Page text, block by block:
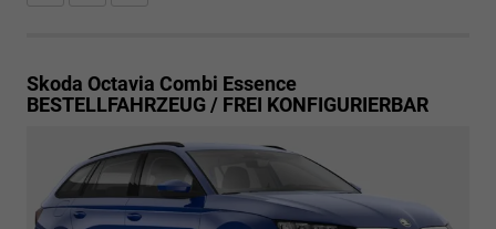
Skoda Octavia Combi Essence
BESTELLFAHRZEUG / FREI KONFIGURIERBAR